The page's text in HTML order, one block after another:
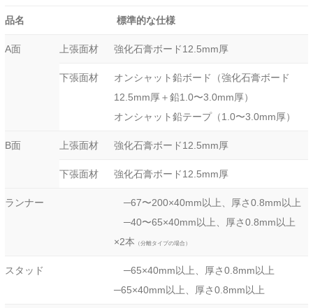
品名 標準的な仕様
A面 上張面材 強化石膏ボード12.5mm厚
下張面材
オンシャット鉛ボード（強化石膏ボード
12.5mm厚＋鉛1.0〜3.0mm厚）
オンシャット鉛テープ（1.0〜3.0mm厚）
B面 上張面材 強化石膏ボード12.5mm厚
下張面材 強化石膏ボード12.5mm厚
ランナー
─67〜200×40mm以上、厚さ0.8mm以上
─40〜65×40mm以上、厚さ0.8mm以上
×2本 （分離タイプの場合）
スタッド
─65×40mm以上、厚さ0.8mm以上
─65×40mm以上、厚さ0.8mm以上